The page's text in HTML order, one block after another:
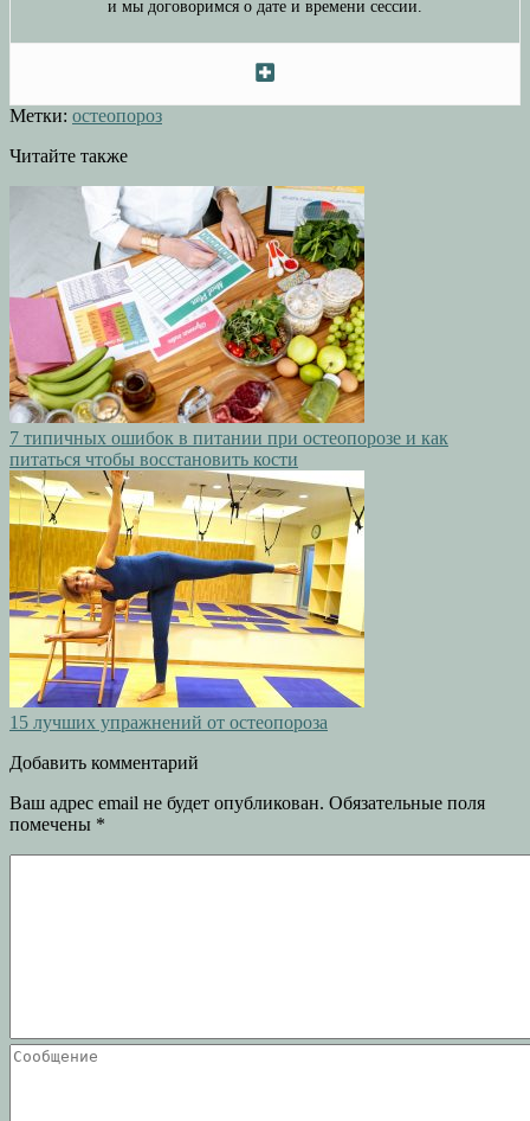
и мы договоримся о дате и времени сессии.
Метки: остеопороз
Читайте также
7 типичных ошибок в питании при остеопорозе и как
питаться чтобы восстановить кости
15 лучших упражнений от остеопороза
Добавить комментарий
Ваш адрес email не будет опубликован. Обязательные поля
помечены *